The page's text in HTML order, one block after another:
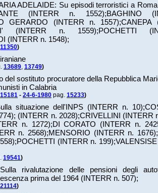
ADELAIDE: Su episodi terroristici a
(INTERR n. 1552);BAGHINO
GERARDO (INTERR n. 1557);CANEPA
(INTERR n. 1559);POCHETTI
(INTERR n. 1548);
11350)
13689 13749)
del sostituto procuratore della Repubblica
in Calabria
15181 - 24-6-1980 pag. 15233)
situazione dell'INPS (INTERR n. 10);
); (INTERR n. 2028);CRIVELLINI (INTERR
n. 1272);DI CORATO (INTERR n.
n. 2568);MENSORIO (INTERR n. 1676);
);POCHETTI (INTERR n. 199);
19541)
rivalutazione delle pensioni degli
prima del 1964 (INTERR n. 507);
21114)